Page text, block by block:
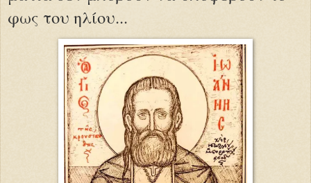
φως του ηλίου...